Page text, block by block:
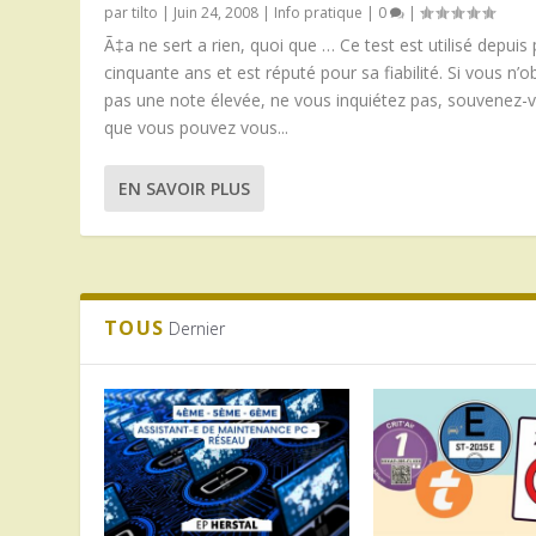
partilto Juin 24, 2008 Info pratique 0 |
Ã‡a ne sert a rien, quoi que … Ce test est utilisé depuis
cinquante ans et est réputé pour sa fiabilité. Si vous
pas une note élevée, ne vous inquiétez pas, souvenez-
que vous pouvez vous...
EN SAVOIR PLUS
TOUS Dernier